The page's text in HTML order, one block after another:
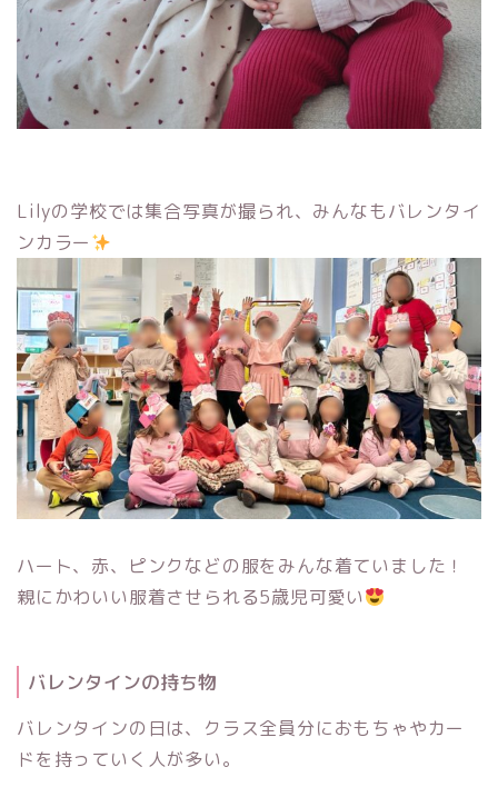
Lilyの学校では集合写真が撮られ、みんなもバレンタイ
ンカラー
ハート、赤、ピンクなどの服をみんな着ていました！
親にかわいい服着させられる5歳児可愛い
バレンタインの持ち物
バレンタインの日は、クラス全員分におもちゃやカー
ドを持っていく人が多い。